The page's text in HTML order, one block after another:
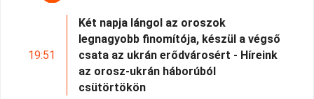
19:51
Két napja lángol az oroszok
legnagyobb finomítója, készül a végső
csata az ukrán erődvárosért - Híreink
az orosz-ukrán háborúból
csütörtökön